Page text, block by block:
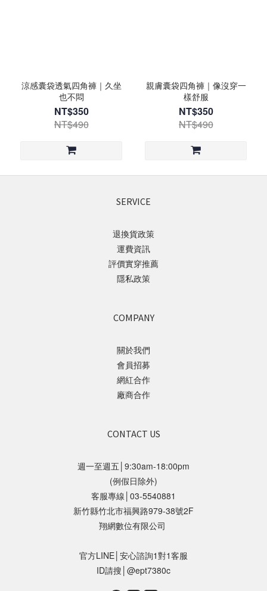
涼感囊袋透氣四角褲｜久坐
也不悶
NT$350
NT$490
親膚囊袋四角褲｜像沒穿一
樣舒服
NT$350
NT$490
SERVICE
退換貨政策
運費資訊
評價實穿推薦
隱私政策
COMPANY
關於我們
會員招募
網紅合作
廠商合作
CONTACT US
週一至週五│9:30am-18:00pm
(例假日除外)
客服專線│03-5540881
新竹縣竹北市福興路979-38號2F
翔網數位有限公司
官方LINE│安心諮詢1對1客服
ID請搜│@ept7380c